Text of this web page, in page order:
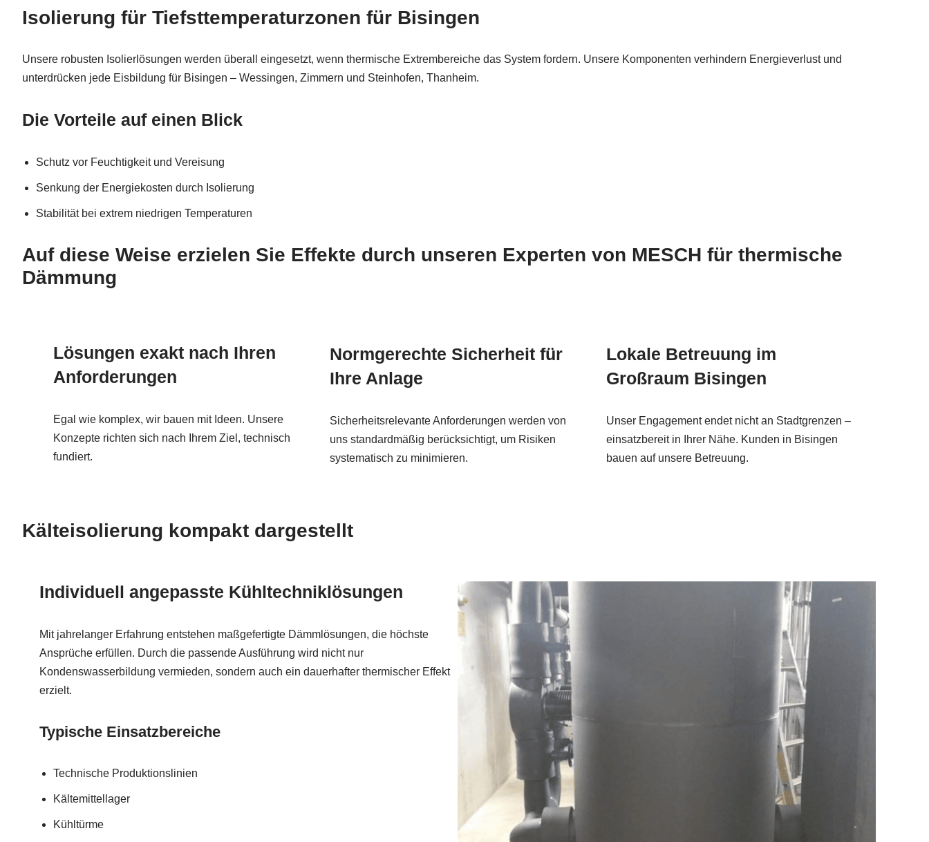
Isolierung für Tiefsttemperaturzonen für Bisingen
Unsere robusten Isolierlösungen werden überall eingesetzt, wenn thermische Extrembereiche das System fordern. Unsere Komponenten verhindern Energieverlust und
unterdrücken jede Eisbildung für Bisingen – Wessingen, Zimmern und Steinhofen, Thanheim.
Die Vorteile auf einen Blick
Schutz vor Feuchtigkeit und Vereisung
Senkung der Energiekosten durch Isolierung
Stabilität bei extrem niedrigen Temperaturen
Auf diese Weise erzielen Sie Effekte durch unseren Experten von MESCH für thermische
Dämmung
Lösungen exakt nach Ihren
Anforderungen
Egal wie komplex, wir bauen mit Ideen. Unsere
Konzepte richten sich nach Ihrem Ziel, technisch
fundiert.
Normgerechte Sicherheit für
Ihre Anlage
Sicherheitsrelevante Anforderungen werden von
uns standardmäßig berücksichtigt, um Risiken
systematisch zu minimieren.
Lokale Betreuung im
Großraum Bisingen
Unser Engagement endet nicht an Stadtgrenzen –
einsatzbereit in Ihrer Nähe. Kunden in Bisingen
bauen auf unsere Betreuung.
Kälteisolierung kompakt dargestellt
Individuell angepasste Kühltechniklösungen
Mit jahrelanger Erfahrung entstehen maßgefertigte Dämmlösungen, die höchste
Ansprüche erfüllen. Durch die passende Ausführung wird nicht nur
Kondenswasserbildung vermieden, sondern auch ein dauerhafter thermischer Effekt
erzielt.
Typische Einsatzbereiche
Technische Produktionslinien
Kältemittellager
Kühltürme